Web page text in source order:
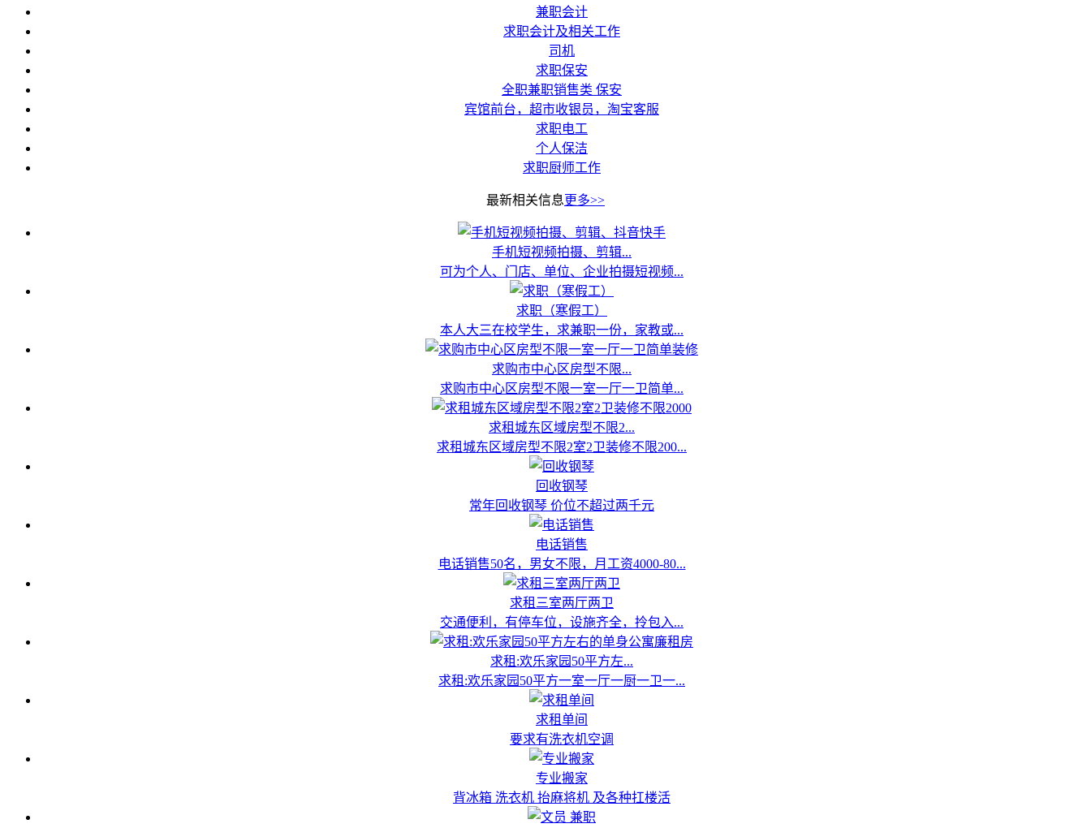
兼职会计
求职会计及相关工作
司机
求职保安
全职兼职销售类 保安
宾馆前台，超市收银员，淘宝客服
求职电工
个人保洁
求职厨师工作
最新相关信息更多>>
手机短视频拍摄、剪辑...
可为个人、门店、单位、企业拍摄短视频...
求职（寒假工）
本人大三在校学生，求兼职一份，家教或...
求购市中心区房型不限...
求购市中心区房型不限一室一厅一卫简单...
求租城东区域房型不限2...
求租城东区域房型不限2室2卫装修不限200...
回收钢琴
常年回收钢琴 价位不超过两千元
电话销售
电话销售50名，男女不限，月工资4000-80...
求租三室两厅两卫
交通便利，有停车位，设施齐全，拎包入...
求租:欢乐家园50平方左...
求租:欢乐家园50平方一室一厅一厨一卫一...
求租单间
要求有洗衣机空调
专业搬家
背冰箱 洗衣机 抬麻将机 及各种扛楼活